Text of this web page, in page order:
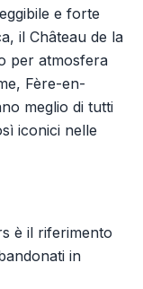
e forte
il Château de la
per atmosfera
Fère-en-
meglio di tutti
iconici nelle
è il riferimento
in